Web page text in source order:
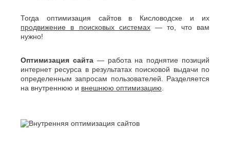
Великий
Новгород
Владикавказ
Волгоград
Волгодонск
Волжск
Волжский
Г
Омск
Орел
Оренбург
Орск
П
Петрозаводск
Тогда оптимизация сайтов в Кисловодске и их
продвижение в поисковых системах— то, что вам
нужно!
Оптимизация сайта— работа на поднятие позиций
интернет ресурса в результатах поисковой выдачи по
определенным запросам пользователей. Разделяется
на внутреннюю и внешнюю оптимизацию